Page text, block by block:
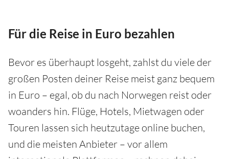
Für die Reise in Euro bezahlen
Bevor es überhaupt losgeht, zahlst du viele der
großen Posten deiner Reise meist ganz bequem
in Euro – egal, ob du nach Norwegen reist oder
woanders hin. Flüge, Hotels, Mietwagen oder
Touren lassen sich heutzutage online buchen,
und die meisten Anbieter – vor allem